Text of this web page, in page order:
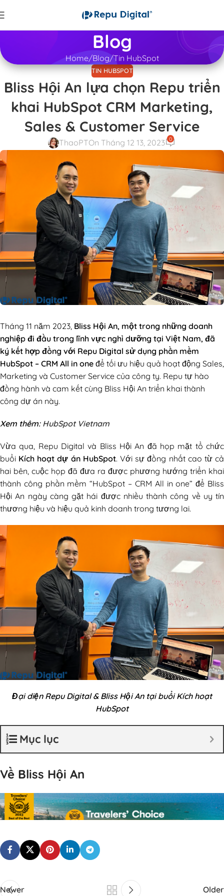
Blog
Home Blog Tin HubSpot
TIN HUBSPOT
Bliss Hội An lựa chọn Repu triển
khai HubSpot CRM Marketing,
Sales & Customer Service
ThaoPTOn Tháng 12 13, 2023 0
Tháng 11 năm 2023, Bliss Hội An, một trong những doanh
nghiệp đi đầu trong lĩnh vực nghỉ dưỡng tại Việt Nam, đã
ký kết hợp đồng với Repu Digital sử dụng phần mềm
HubSpot – CRM All in one để tối ưu hiệu quả hoạt động Sales,
Marketing và Customer Service của công ty. Repu tự hào
đồng hành và cam kết cùng Bliss Hội An triển khai thành
công dự án này.
Xem thêm: HubSpot Vietnam
Vừa qua, Repu Digital và Bliss Hội An đã họp mặt tổ chức
buổi Kích hoạt dự án HubSpot. Với sự đồng nhất cao từ cả
hai bên, cuộc họp đã đưa ra được phương hướng triển khai
thành công phần mềm “HubSpot – CRM All in one” để Bliss
Hội An ngày càng gặt hái được nhiều thành công về uy tín
thương hiệu và hiệu quả kinh doanh trong tương lai.
Đại diện Repu Digital & Bliss Hội An tại buổi Kích hoạt
HubSpot
Mục lục
Về Bliss Hội An
Newer Older